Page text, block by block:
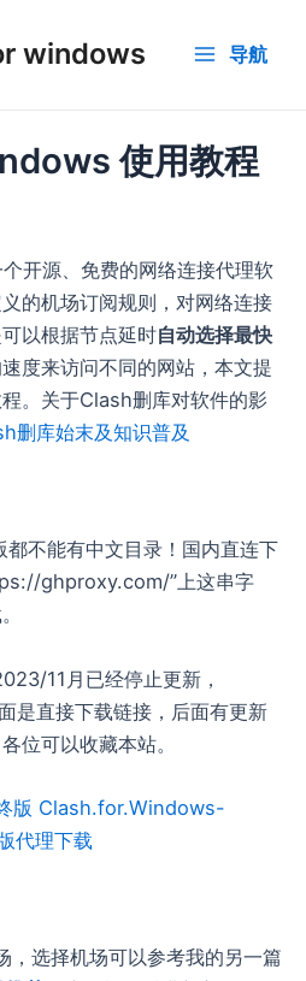
windows 导航
使用教程
个开源、免费的网络连接代理软
的机场订阅规则，对网络连接
以根据节点延时自动选择最快
度来访问不同的网站，本文提
。关于Clash删库对软件的影
删库始末及知识普及
都不能有中文目录！国内直连下
ghproxy.com/”上这串字
11月已经停止更新，
是直接下载链接，后面有更新
位可以收藏本站。
版 Clash.for.Windows-
代理下载
，选择机场可以参考我的另一篇